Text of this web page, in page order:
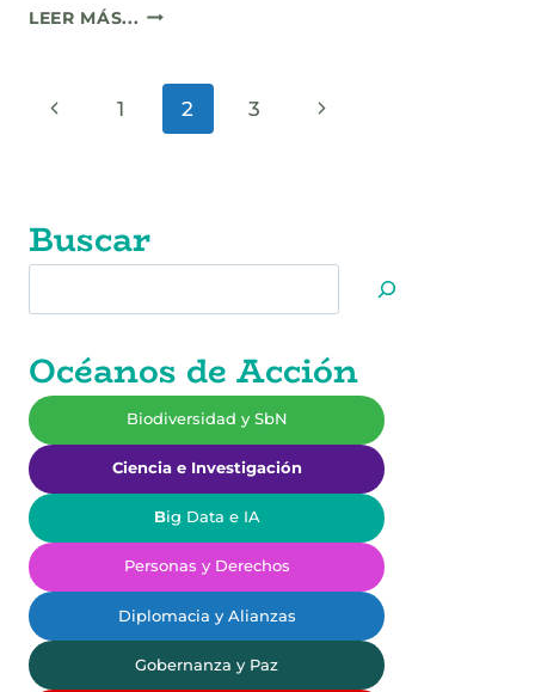
LEER MÁS... UNA
FUTURO,
DEL
PASADO.
Page
Previous
1 2 3
Next
Buscar
Océanos de Acción
Biodiversidad y SbN
Ciencia e Investigación
Big Data e IA
Personas y Derechos
Diplomacia y Alianzas
Gobernanza y Paz